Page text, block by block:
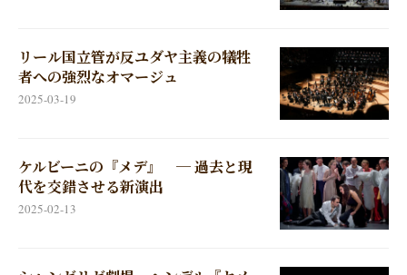
リール国立管が反ユダヤ主義の犠牲
者への強烈なオマージュ
2025-03-19
ケルビーニの『メデ』 ─ 過去と現
代を交錯させる新演出
2025-02-13